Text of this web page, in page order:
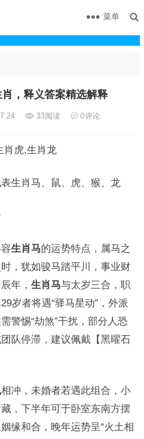
菜单
，释义答案精选解释
33阅读 0评论
肖虎,生肖龙
生肖马、鼠、虎、猴、龙
生肖马的运势特点，属马之
，犹如骏马踏平川，事业财
年， 生肖马与太岁三合，职
岁者将遇“驿马星动”，外派
警惕“劫煞”干扰，部分人恐
队停滞，建议佩戴【黑曜石
相冲，未婚者若遇此组合，小
，下半年可于卧室东南方摆
缘和合，晚年运势呈“火土相